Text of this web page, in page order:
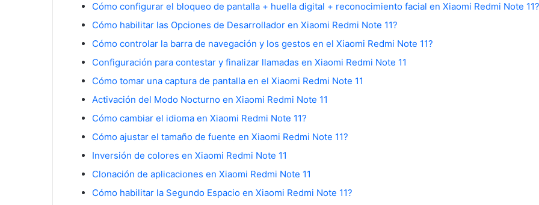
Cómo configurar el bloqueo de pantalla + huella digital + reconocimiento facial en Xiaomi Redmi Note 11?
Cómo habilitar las Opciones de Desarrollador en Xiaomi Redmi Note 11?
Cómo controlar la barra de navegación y los gestos en el Xiaomi Redmi Note 11?
Configuración para contestar y finalizar llamadas en Xiaomi Redmi Note 11
Cómo tomar una captura de pantalla en el Xiaomi Redmi Note 11
Activación del Modo Nocturno en Xiaomi Redmi Note 11
Cómo cambiar el idioma en Xiaomi Redmi Note 11?
Cómo ajustar el tamaño de fuente en Xiaomi Redmi Note 11?
Inversión de colores en Xiaomi Redmi Note 11
Clonación de aplicaciones en Xiaomi Redmi Note 11
Cómo habilitar la Segundo Espacio en Xiaomi Redmi Note 11?